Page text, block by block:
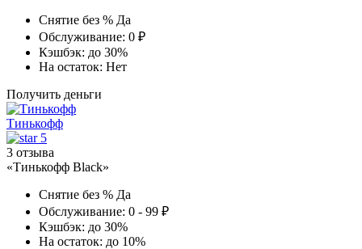
Снятие без % Да
Обслуживание: 0 ₽
Кэшбэк: до 30%
На остаток: Нет
Получить деньги
Тинькофф
5
3 отзыва
«Тинькофф Black»
Снятие без % Да
Обслуживание: 0 - 99 ₽
Кэшбэк: до 30%
На остаток: до 10%